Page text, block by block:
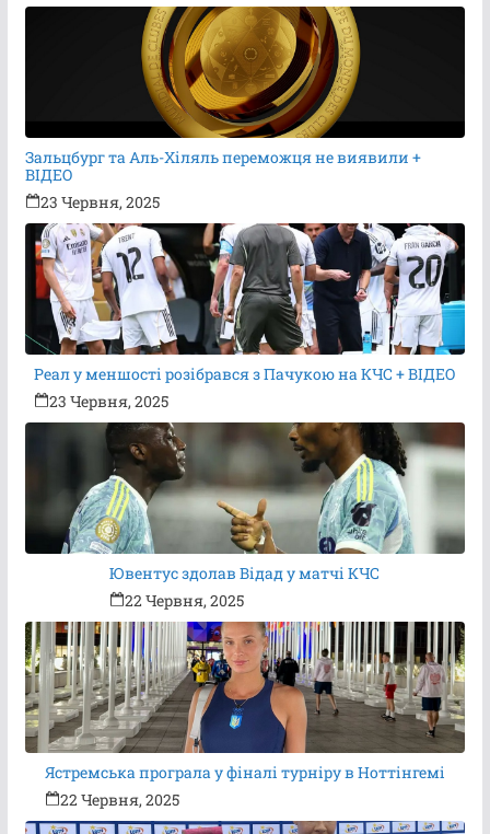
Зальцбург та Аль-Хіляль переможця не виявили +
ВІДЕО
23 Червня, 2025
Реал у меншості розібрався з Пачукою на КЧС + ВІДЕО
23 Червня, 2025
Ювентус здолав Відад у матчі КЧС
22 Червня, 2025
Ястремська програла у фіналі турніру в Ноттінгемі
22 Червня, 2025